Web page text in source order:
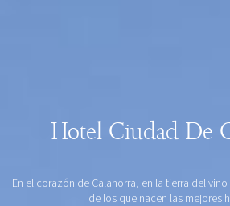
Hotel Ciudad De
En el corazón de Calahorra, en la tierra del
de los que nacen las mejores